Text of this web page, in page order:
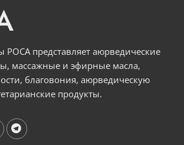
РОСА представляет аюрведические
массажные и эфирные масла,
благовония, аюрведическую
продукты.